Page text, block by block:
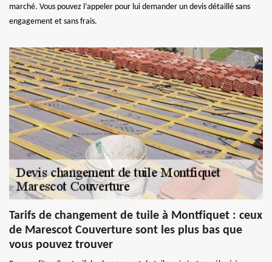
marché. Vous pouvez l’appeler pour lui demander un devis détaillé sans
engagement et sans frais.
Tarifs de changement de tuile à Montfiquet : ceux
de Marescot Couverture sont les plus bas que
vous pouvez trouver